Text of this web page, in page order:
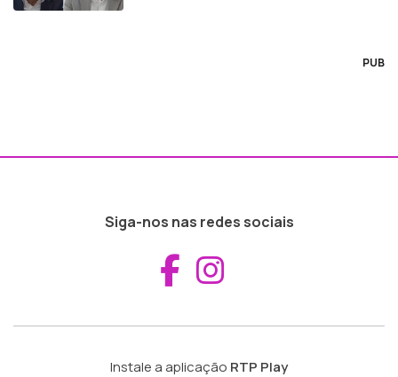
PUB
Siga-nos nas redes sociais
Aceder ao
Instale a aplicação RTP Play